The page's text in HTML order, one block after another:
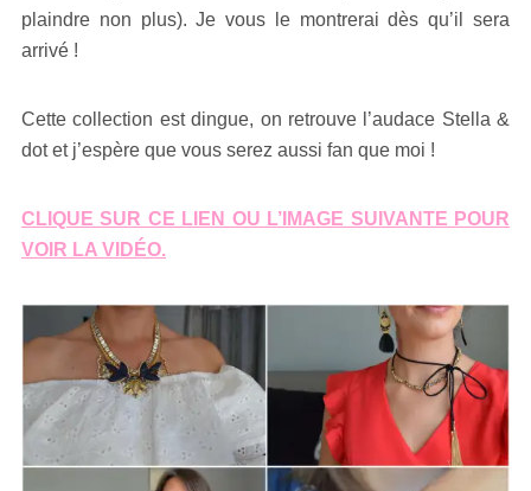
plaindre non plus). Je vous le montrerai dès qu’il sera
arrivé !
Cette collection est dingue, on retrouve l’audace Stella &
dot et j’espère que vous serez aussi fan que moi !
CLIQUE SUR CE LIEN OU L’IMAGE SUIVANTE POUR
VOIR LA VIDÉO.